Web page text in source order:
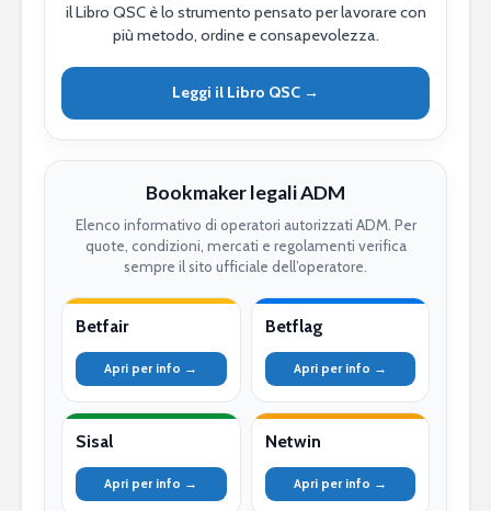
il Libro QSC è lo strumento pensato per lavorare con
più metodo, ordine e consapevolezza.
Leggi il Libro QSC →
Bookmaker legali ADM
Elenco informativo di operatori autorizzati ADM. Per
quote, condizioni, mercati e regolamenti verifica
sempre il sito ufficiale dell’operatore.
Betfair
Apri per info →
Betflag
Apri per info →
Sisal
Apri per info →
Netwin
Apri per info →